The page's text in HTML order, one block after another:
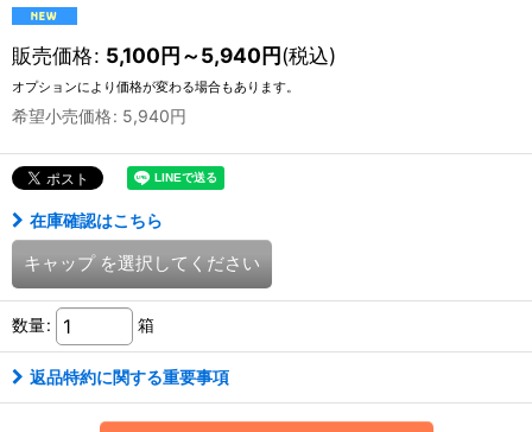
販売価格: 5,100円～5,940円(税込)
オプションにより価格が変わる場合もあります。
希望小売価格: 5,940円
在庫確認はこちら
キャップ を選択してください
数量: 箱
返品特約に関する重要事項